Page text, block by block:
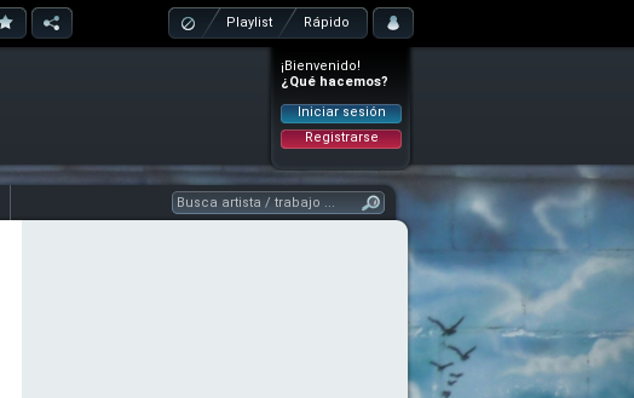
Playlist Rápido
¡Bienvenido!
¿Qué hacemos?
Iniciar sesión
Registrarse